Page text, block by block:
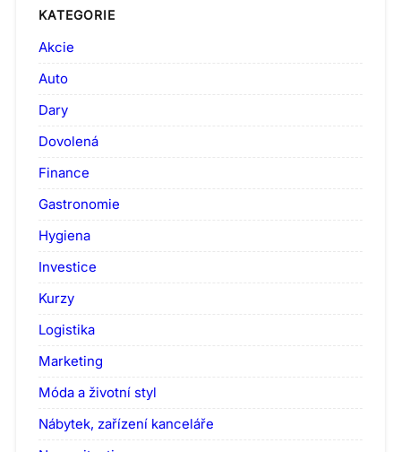
KATEGORIE
Akcie
Auto
Dary
Dovolená
Finance
Gastronomie
Hygiena
Investice
Kurzy
Logistika
Marketing
Móda a životní styl
Nábytek, zařízení kanceláře